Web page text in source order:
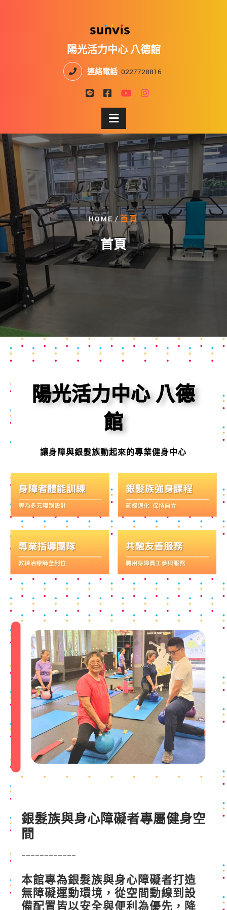
陽光活力中心 八德館
連絡電話: 0227728816
HOME/首頁
首頁
陽光活力中心 八德
館
讓身障與銀髮族動起來的專業健身中心
銀髮族與身心障礙者專屬健身空
間
本館專為銀髮族與身心障礙者打造
無障礙運動環境，從空間動線到設
備配置皆以安全與便利為優先，降